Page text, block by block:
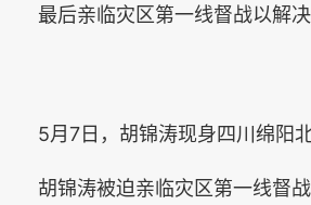
最后亲临灾区第一线督战以解决
5月7日，胡锦涛现身四川绵阳
胡锦涛被迫亲临灾区第一线督